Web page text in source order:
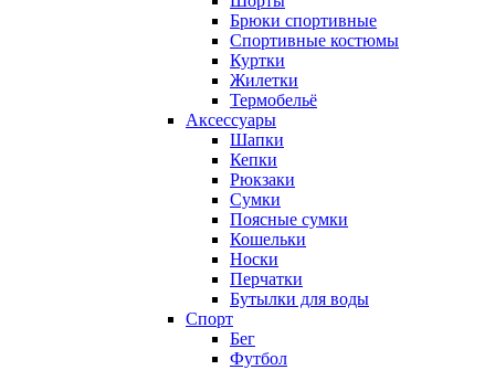
Брюки спортивные
Спортивные костюмы
Куртки
Жилетки
Термобельё
Аксессуары
Шапки
Кепки
Рюкзаки
Сумки
Поясные сумки
Кошельки
Носки
Перчатки
Бутылки для воды
Спорт
Бег
Футбол